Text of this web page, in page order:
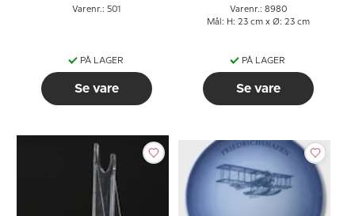
Varenr.: 501
PÅ LAGER
Se vare
Varenr.: 8980
Mål: H: 23 cm x Ø: 23 cm
PÅ LAGER
Se vare